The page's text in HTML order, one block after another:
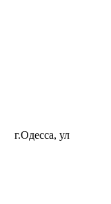
г.Одесса, ул